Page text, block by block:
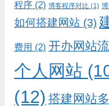
程序 (2) 博客程序对比 (1)
如何搭建网站 (3)
费用 (2) 开办网站
个人网站
(12) 搭建网站